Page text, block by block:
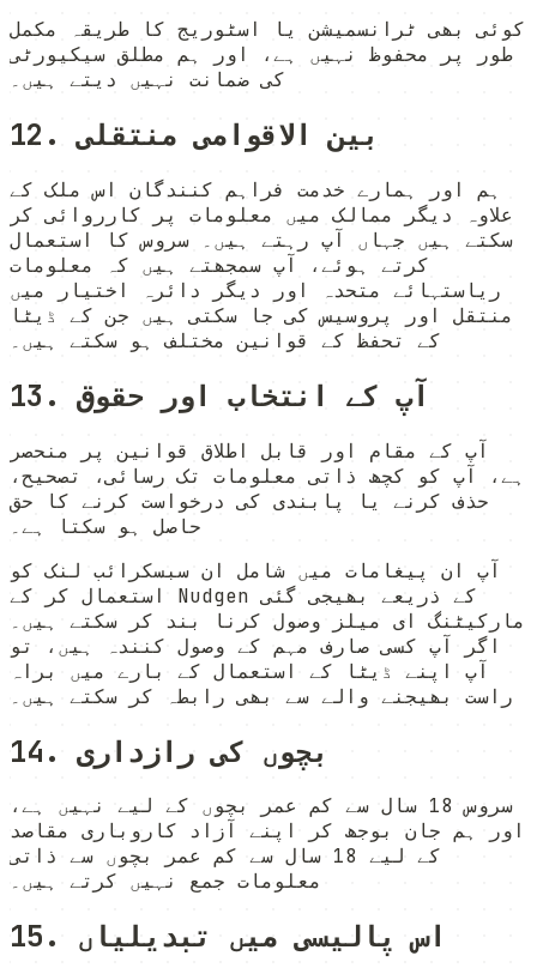
کوئی بھی ٹرانسمیشن یا اسٹوریج کا طریقہ مکمل
طور پر محفوظ نہیں ہے، اور ہم مطلق سیکیورٹی
کی ضمانت نہیں دیتے ہیں۔
12. بین الاقوامی منتقلی
ہم اور ہمارے خدمت فراہم کنندگان اس ملک کے
علاوہ دیگر ممالک میں معلومات پر کارروائی کر
سکتے ہیں جہاں آپ رہتے ہیں۔ سروس کا استعمال
کرتے ہوئے، آپ سمجھتے ہیں کہ معلومات
ریاستہائے متحدہ اور دیگر دائرہ اختیار میں
منتقل اور پروسیس کی جا سکتی ہیں جن کے ڈیٹا
کے تحفظ کے قوانین مختلف ہو سکتے ہیں۔
13. آپ کے انتخاب اور حقوق
آپ کے مقام اور قابل اطلاق قوانین پر منحصر
ہے، آپ کو کچھ ذاتی معلومات تک رسائی، تصحیح،
حذف کرنے یا پابندی کی درخواست کرنے کا حق
حاصل ہو سکتا ہے۔
آپ ان پیغامات میں شامل ان سبسکرائب لنک کو
استعمال کر کے Nudgen کے ذریعے بھیجی گئی
مارکیٹنگ ای میلز وصول کرنا بند کر سکتے ہیں۔
اگر آپ کسی صارف مہم کے وصول کنندہ ہیں، تو
آپ اپنے ڈیٹا کے استعمال کے بارے میں براہ
راست بھیجنے والے سے بھی رابطہ کر سکتے ہیں۔
14. بچوں کی رازداری
سروس 18 سال سے کم عمر بچوں کے لیے نہیں ہے،
اور ہم جان بوجھ کر اپنے آزاد کاروباری مقاصد
کے لیے 18 سال سے کم عمر بچوں سے ذاتی
معلومات جمع نہیں کرتے ہیں۔
15. اس پالیسی میں تبدیلیاں